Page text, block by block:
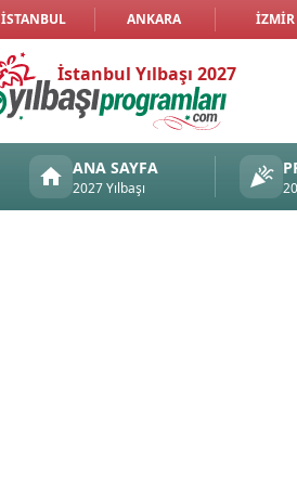
İSTANBUL ANKARA İZMIR
İstanbul Yılbaşı 2027
ANA SAYFA
2027 Yılbaşı